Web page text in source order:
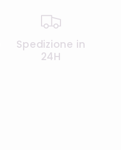
Spedizione in
24H